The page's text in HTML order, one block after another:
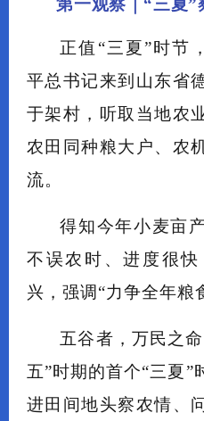
第一观察｜“三夏
正值“三夏”时节
平总书记来到山东省
于架村，听取当地农
农田同种粮大户、农
流。
得知今年小麦亩
不误农时、进度很
兴，强调“力争全年粮
五谷者，万民之
五”时期的首个“三夏”
进田间地头察农情、